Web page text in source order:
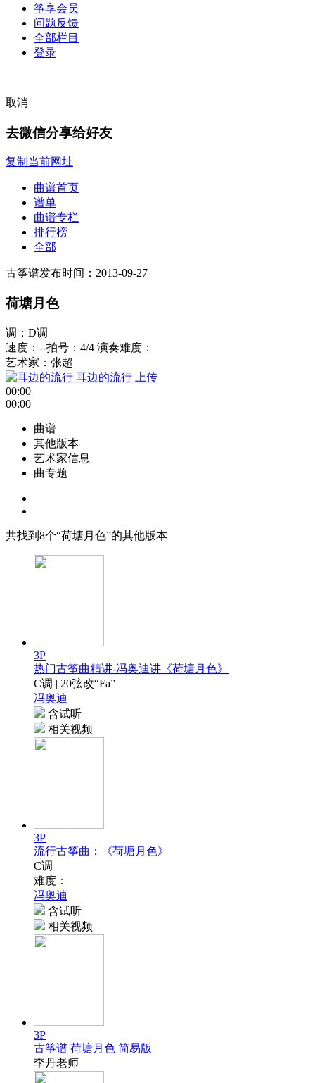
筝享会员
问题反馈
全部栏目
登录
取消
去微信分享给好友
复制当前网址
曲谱首页
谱单
曲谱专栏
排行榜
全部
古筝谱发布时间：2013-09-27
荷塘月色
调：D调
速度：--拍号：4/4 演奏难度：
艺术家：张超
耳边的流行
上传
00:00
00:00
曲谱
其他版本
艺术家信息
曲专题
共找到 8个“荷塘月色”的其他版本
3P
热门古筝曲精讲-冯奥迪讲《荷塘月色》
C调 | 20弦改“Fa”
冯奥迪
含试听
相关视频
3P
流行古筝曲：《荷塘月色》
C调
难度：
冯奥迪
含试听
相关视频
3P
古筝谱 荷塘月色 简易版
李丹老师